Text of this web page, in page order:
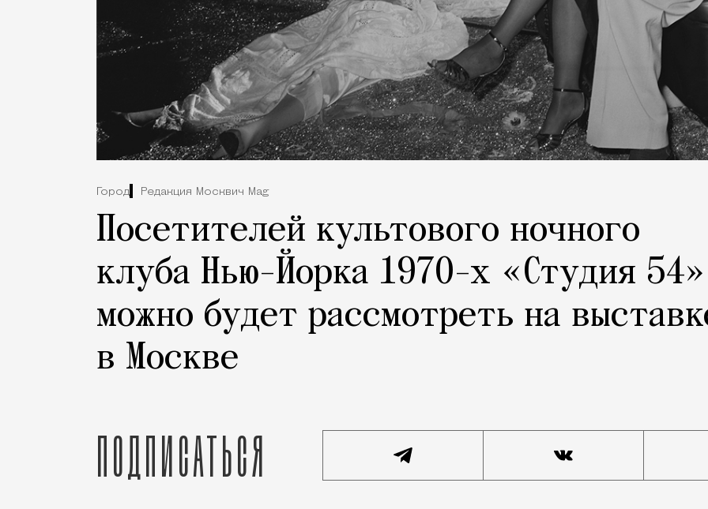
Город Редакция Москвич Mag
Посетителей культового ночного
клуба Нью-Йорка 1970-х «Студия 54»
можно будет рассмотреть на
в Москве
Подписаться